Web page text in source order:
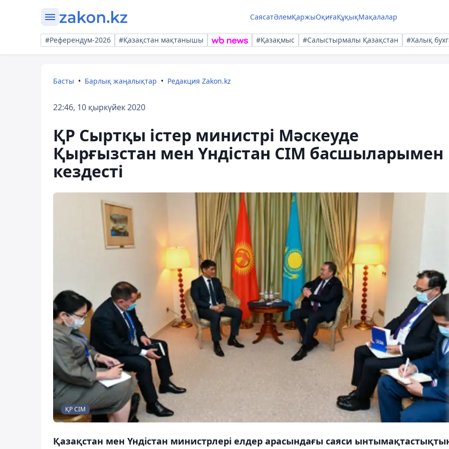
СаясатӘлемҚаржыОқиғаҚұқықМақалалар
#Референдум-2026 #Қазақстан мақтанышы #Қазақмыс #Салыстырмалы Қазақстан #Халық
Басты Барлық жаңалықтар Редакция Zakon.kz
22:46, 10 қыркүйек 2020
ҚР Сыртқы істер министрі Мәскеуде
Қырғызстан мен Үндістан СІМ басшыларымен
кездесті
ҚР СІМ
Қазақстан мен Үндістан министрлері елдер арасындағы саяси